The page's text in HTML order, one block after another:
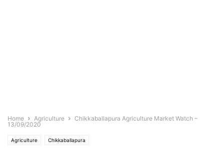
Home Agriculture
Chikkaballapura Agriculture Market Watch –
13/09/2020
Agriculture Chikkaballapura